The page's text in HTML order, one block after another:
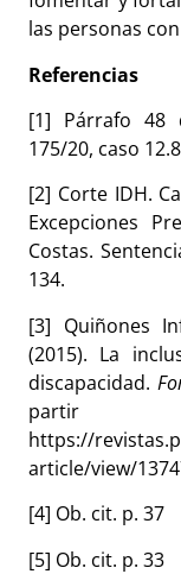
las personas
Referencias
[1] Párrafo 48
175/20, caso
[2] Corte IDH.
Excepciones
Costas.
134.
[3] Quiñones
(2015). La
discapacidad.
https://
article/view/
[4] Ob. cit. p. 37
[5] Ob. cit. p. 33